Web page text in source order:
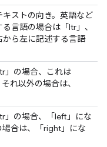
ストの向き。英語など
言語の場合は「ltr」、
ら左に記述する言語
」の場合、これは
れ以外の場合は、
」の場合、「left」にな
場合は、「right」にな